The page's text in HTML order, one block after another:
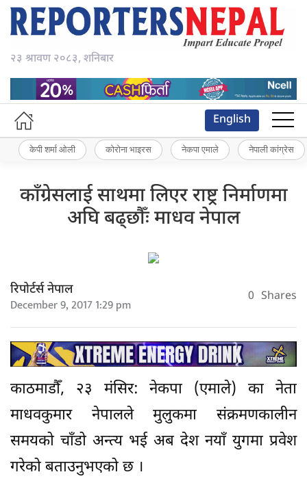
२३ श्रावण २०८३, शनिबार
English
केपी शर्मा ओली कोरोना भाइरस नेकपा एमाले नेपाली कांग्रेस
काँग्रेसलाई साथमा लिएर राष्ट्र निर्माणमा
अघि बढ्छौँः माधव नेपाल
रिपोर्टर्स नेपाल
December 9, 2017 1:29 pm 0 Shares
काठमाडौँ, २३ मंसिर: नेकपा (एमाले) का नेता
माधवकुमार नेपालले मुलुकमा संक्रमणकालीन
समयको चाँडो अन्त्य भई अब देश नयाँ युगमा प्रवेश
गरेको बताउनुभएको छ ।